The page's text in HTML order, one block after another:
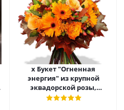
х Букет "Огненная
энергия" из крупной
эквадорской розы,
гиперикума и гермини.